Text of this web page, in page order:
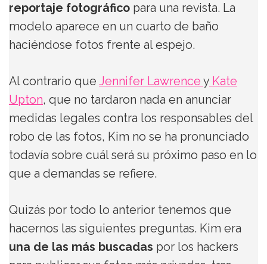
reportaje fotográfico para una revista. La
modelo aparece en un cuarto de baño
haciéndose fotos frente al espejo.
Al contrario que Jennifer Lawrence y Kate
Upton, que no tardaron nada en anunciar
medidas legales contra los responsables del
robo de las fotos, Kim no se ha pronunciado
todavía sobre cuál será su próximo paso en lo
que a demandas se refiere.
Quizás por todo lo anterior tenemos que
hacernos las siguientes preguntas. Kim era
una de las más buscadas por los hackers